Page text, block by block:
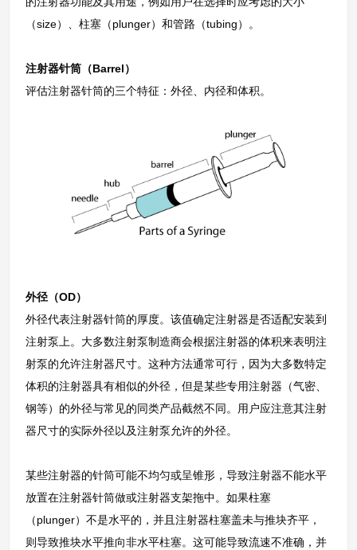
（size）、柱塞（plunger）和管路（tubing）。
注射器针筒（Barrel）
评估注射器针筒的三个特征：外径、内径和体积。
外径（OD）
外径代表注射器针筒的厚度。该值确定注射器是否适配安装到
注射泵上。大多数注射泵制造商会根据注射器的体积来表明注
射泵的允许注射器尺寸。这种方法通常可行，因为大多数特定
体积的注射器具有相似的外径，但是某些专用注射器（气密、
钢等）的外径与常见的同类产品截然不同。用户应注意其注射
器尺寸的实际外径以及注射泵允许的外径。
某些注射器的针筒可能不均匀或呈锥形，导致注射器不能水平
放置在注射器针筒做或注射器支架拖中。如果柱塞
（plunger）不是水平的，并且注射器柱塞盖未与推块齐平，
则导致推块水平推向非水平柱塞。这可能导致流速不准确，并